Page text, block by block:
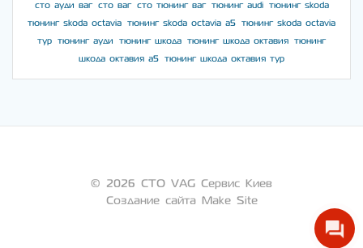
сто ауди ваг
сто ваг сто тюнинг ваг тюнинг audi
тюнинг skoda
тюнинг skoda octavia
тюнинг skoda octavia a5
тюнинг skoda octavia
тур
тюнинг ауди тюнинг шкода тюнинг шкода октавия
тюнинг
шкода октавия а5
тюнинг шкода октавия тур
© 2026 СТО VAG Сервис Киев
Создание сайта Make Site